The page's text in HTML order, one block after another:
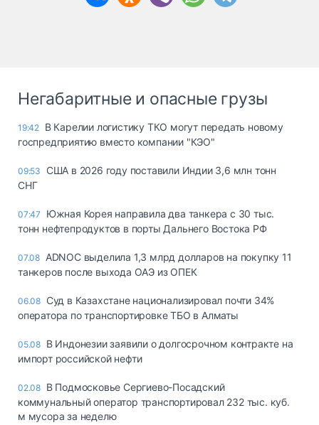
Негабаритные и опасные грузы
19:42 В Карелии логистику ТКО могут передать новому
госпредприятию вместо компании "КЭО"
09:53
США в 2026 году поставили Индии 3,6 млн тонн
СНГ
07:47
Южная Корея направила два танкера с 30 тыс.
тонн нефтепродуктов в порты Дальнего Востока РФ
07.08 ADNOC выделила 1,3 млрд долларов на покупку 11
танкеров после выхода ОАЭ из ОПЕК
06.08 Суд в Казахстане национализировал почти 34%
оператора по транспортировке ТБО в Алматы
05.08 В Индонезии заявили о долгосрочном контракте на
импорт российской нефти
02.08 В Подмосковье Сергиево-Посадский
коммунальный оператор транспортировал 232 тыс. куб.
м мусора за неделю